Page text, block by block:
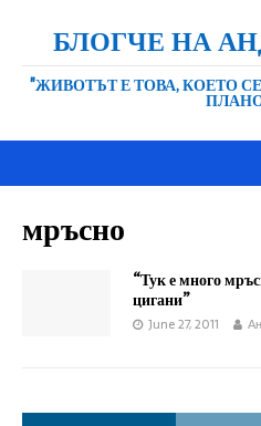
БЛОГЧЕ НА
"ЖИВОТЪТ Е ТОВА, КОЕТО
мръсно
“Тук е много
цигани”
June 27, 2011